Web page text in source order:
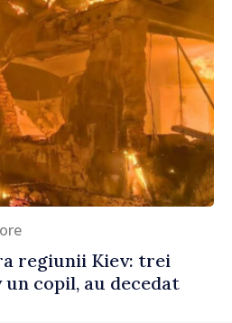
regiunii Kiev: trei
copil, au decedat